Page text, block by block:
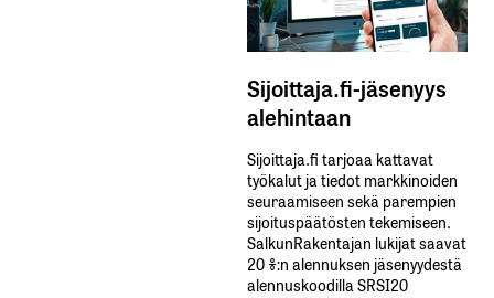
Sijoittaja.fi-jäsenyys
alehintaan
Sijoittaja.fi tarjoaa kattavat
työkalut ja tiedot markkinoiden
seuraamiseen sekä parempien
sijoituspäätösten tekemiseen.
SalkunRakentajan lukijat saavat
20 %:n alennuksen jäsenyydestä
alennuskoodilla SRSI20